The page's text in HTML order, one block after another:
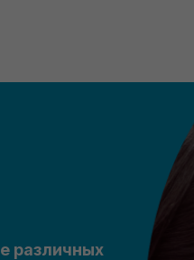
различных